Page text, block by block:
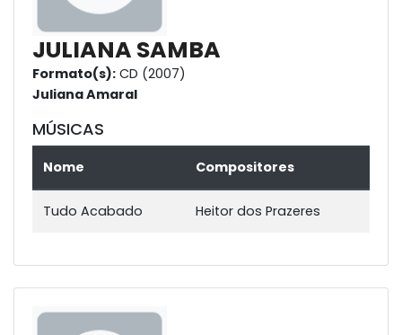
JULIANA SAMBA
Formato(s): CD (2007)
Juliana Amaral
MÚSICAS
Nome Compositores
Tudo Acabado Heitor dos Prazeres